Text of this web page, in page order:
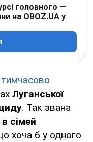
головного —
на OBOZ.UA у
тимчасово
Луганської
. Так звана
сімей
хоча б у одного